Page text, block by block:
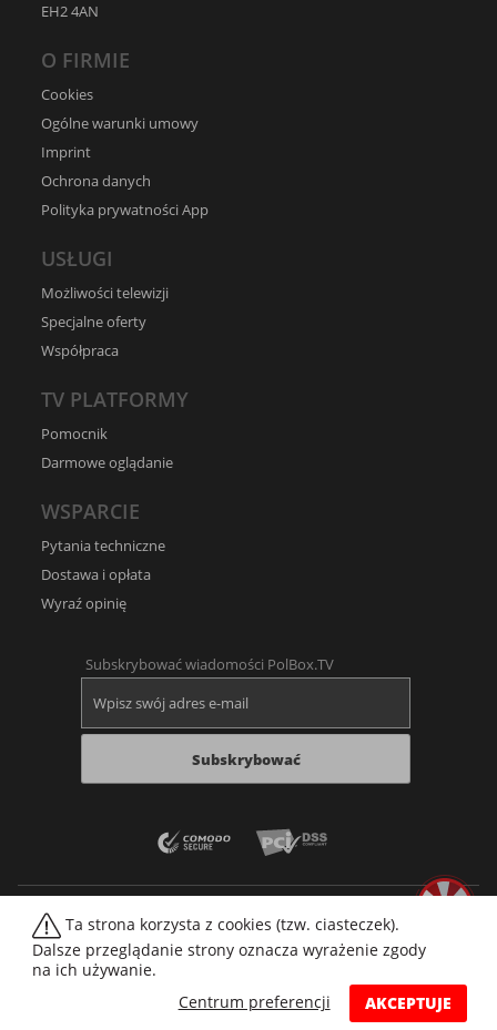
Ta strona korzysta z cookies (tzw. ciasteczek).
Dalsze przeglądanie strony oznacza wyrażenie zgody
na ich używanie.
AKCEPTUJE
Centrum preferencji
EH2 4AN
O FIRMIE
Cookies
Ogólne warunki umowy
Imprint
Ochrona danych
Polityka prywatności App
USŁUGI
Możliwości telewizji
Specjalne oferty
Współpraca
TV PLATFORMY
Pomocnik
Darmowe oglądanie
WSPARCIE
Pytania techniczne
Dostawa i opłata
Wyraź opinię
Subskrybować wiadomości PolBox.TV
Subskrybować
Web player Forum Mapa strony
Imprint
Wszelkie prawa zastrzeżone